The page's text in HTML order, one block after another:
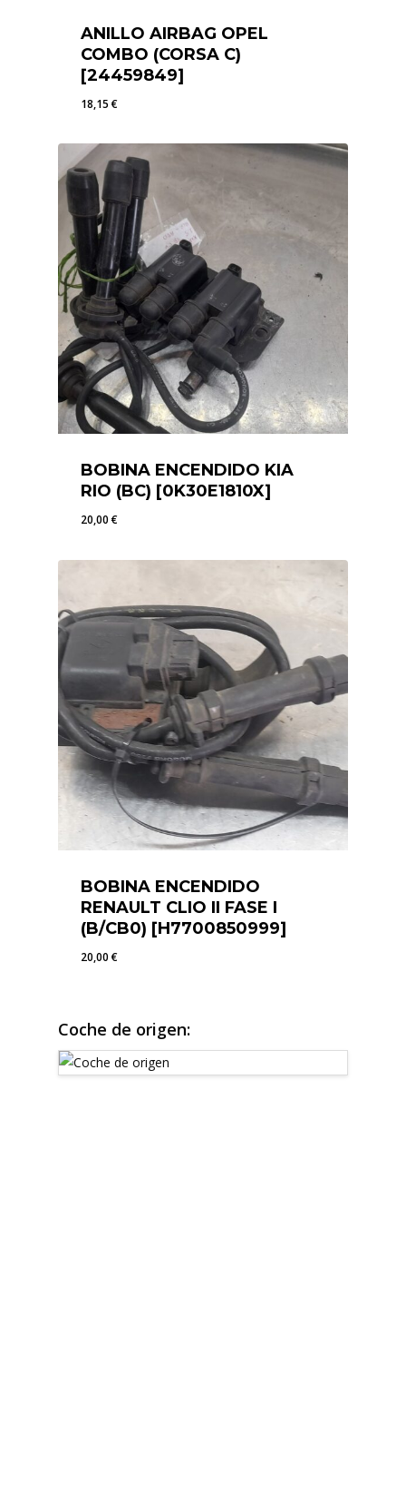
ANILLO AIRBAG OPEL
COMBO (CORSA C)
[24459849]
18,15€
BOBINA ENCENDIDO KIA
RIO (BC) [0K30E1810X]
20,00€
BOBINA ENCENDIDO
RENAULT CLIO II FASE I
(B/CB0) [H7700850999]
20,00€
Coche de origen: